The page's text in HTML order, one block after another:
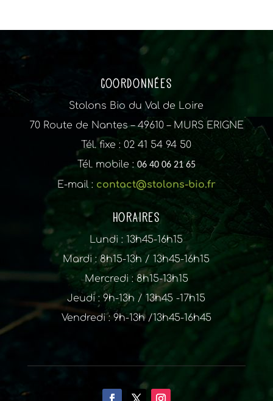
Coordonnées
Stolons Bio du Val de Loire
70 Route de Nantes – 49610 – MURS ERIGNE
Tél. fixe : 02 41 54 94 50
Tél. mobile : 06 40 06 21 65
E-mail : contact@stolons-bio.fr
Horaires
Lundi : 13h45-16h15
Mardi : 8h15-13h / 13h45-16h15
Mercredi : 8h15-13h15
Jeudi : 9h-13h / 13h45 -17h15
Vendredi : 9h-13h /13h45-16h45